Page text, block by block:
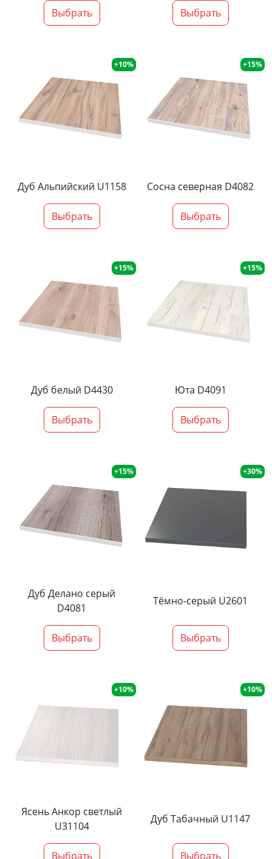
Выбрать Выбрать
+10%
Дуб Альпийский U1158
Выбрать
+15%
Сосна северная D4082
Выбрать
+15%
Дуб белый D4430
Выбрать
+15%
Юта D4091
Выбрать
+15%
Дуб Делано серый
D4081
Выбрать
+30%
Тёмно-серый U2601
Выбрать
+10%
Ясень Анкор светлый
U31104
Выбрать
+10%
Дуб Табачный U1147
Выбрать